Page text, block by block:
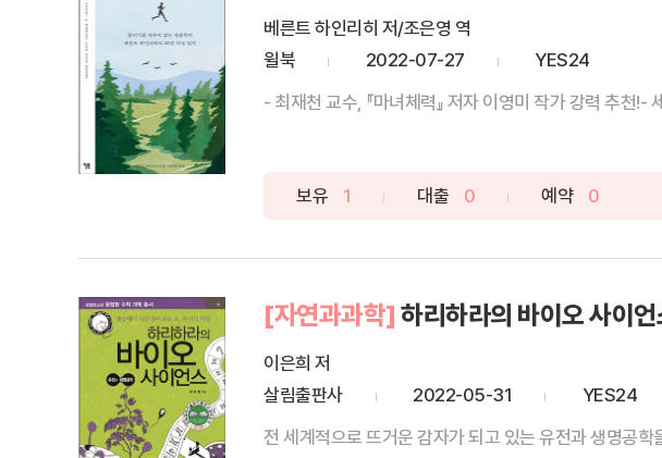
베른트 하인리히 저/조은영 역
윌북
2022-07-27
YES24
- 최재천 교수, 『마녀체력』 저자 이영미 작가 강력 추천
보유 1 대출 0 예약 0
[자연과과학] 하리하라의 바이오 사이
이은희 저
살림출판사
2022-05-31
YES24
전 세계적으로 뜨거운 감자가 되고 있는 유전과 생명공